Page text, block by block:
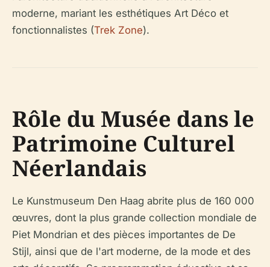
moderne, mariant les esthétiques Art Déco et
fonctionnalistes (Trek Zone).
Rôle du Musée dans le
Patrimoine Culturel
Néerlandais
Le Kunstmuseum Den Haag abrite plus de 160 000
œuvres, dont la plus grande collection mondiale de
Piet Mondrian et des pièces importantes de De
Stijl, ainsi que de l'art moderne, de la mode et des